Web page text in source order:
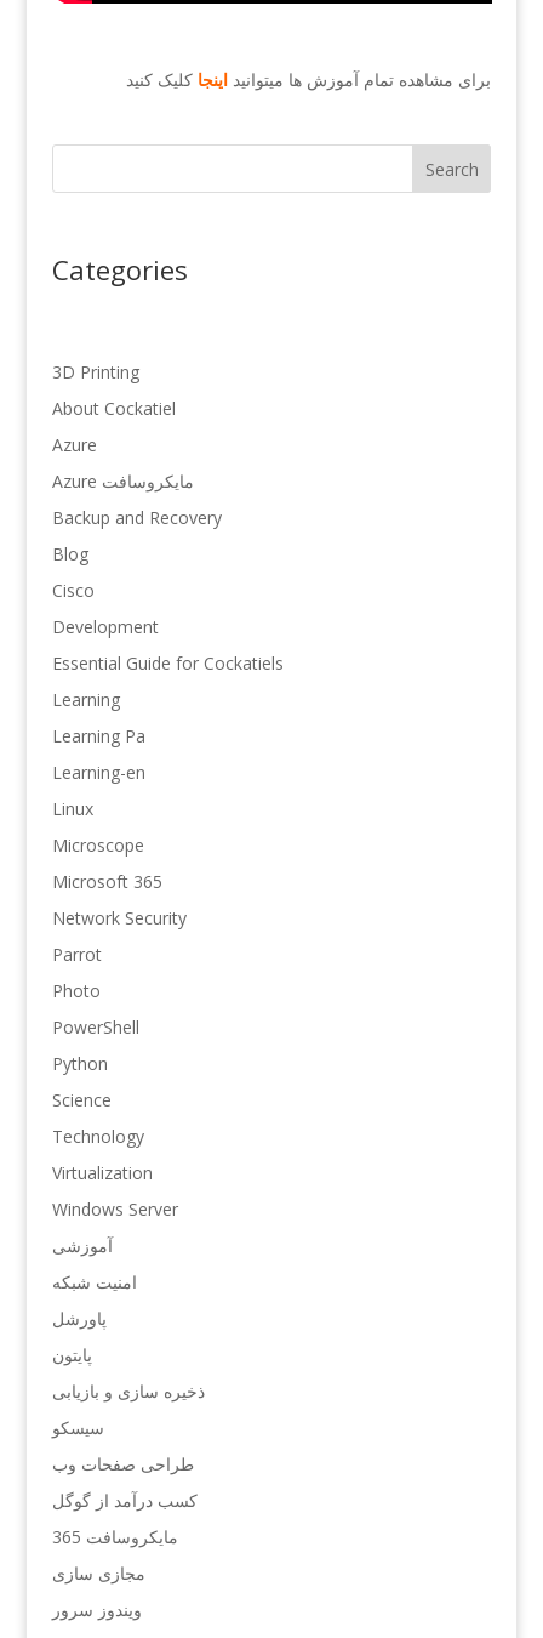
برای مشاهده تمام آموزش ها میتوانید اینجا کلیک کنید
Search
Categories
3D Printing
About Cockatiel
Azure
Azure مایکروسافت
Backup and Recovery
Blog
Cisco
Development
Essential Guide for Cockatiels
Learning
Learning Pa
Learning-en
Linux
Microscope
Microsoft 365
Network Security
Parrot
Photo
PowerShell
Python
Science
Technology
Virtualization
Windows Server
آموزشی
امنیت شبکه
پاورشل
پایتون
ذخیره سازی و بازیابی
سیسکو
طراحی صفحات وب
کسب درآمد از گوگل
مایکروسافت 365
مجازی سازی
ویندوز سرور